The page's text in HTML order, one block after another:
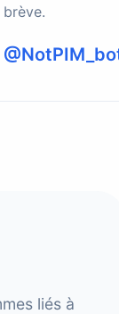
brève.
liés à